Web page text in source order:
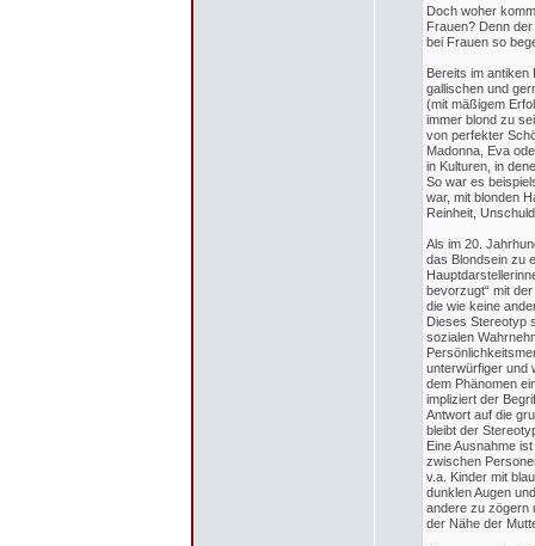
Doch woher
Frauen? Denn
bei Frauen so
Bereits im antiken
gallischen und
(mit mäßigem
immer blond zu
von perfekter
Madonna, Eva
in Kulturen, in
So war es
war, mit blonden
Reinheit,
Als im 20.
das Blondsein zu
bevorzugt“ mit
die wie keine
Dieses Stereotyp
sozialen
unterwürfiger und
dem Phänomen
impliziert der
Antwort auf die
bleibt der
Eine Ausnahme
zwischen
v.a. Kinder mit
dunklen Augen
andere zu zögern
der Nähe der